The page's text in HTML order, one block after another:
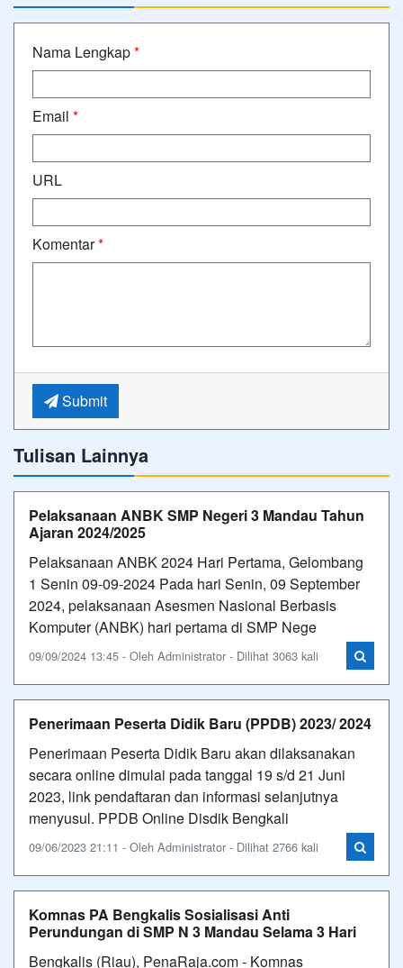
Nama Lengkap*
Email *
URL
Komentar*
Submit
Tulisan Lainnya
Pelaksanaan ANBK SMP Negeri 3 Mandau Tahun
Ajaran 2024/2025
Pelaksanaan ANBK 2024 Hari Pertama, Gelombang
1 Senin 09-09-2024 Pada hari Senin, 09 September
2024, pelaksanaan Asesmen Nasional Berbasis
Komputer (ANBK) hari pertama di SMP Nege
09/09/2024 13:45 - Oleh Administrator - Dilihat 3063 kali
Penerimaan Peserta Didik Baru (PPDB) 2023/ 2024
Penerimaan Peserta Didik Baru akan dilaksanakan
secara online dimulai pada tanggal 19 s/d 21 Juni
2023, link pendaftaran dan informasi selanjutnya
menyusul. PPDB Online Disdik Bengkali
09/06/2023 21:11 - Oleh Administrator - Dilihat 2766 kali
Komnas PA Bengkalis Sosialisasi Anti
Perundungan di SMP N 3 Mandau Selama 3 Hari
Bengkalis (Riau), PenaRaja.com - Komnas